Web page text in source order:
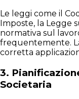
Le leggi come il
Imposte, la Legge
normativa sul
frequentemente.
corretta
3.
Societaria